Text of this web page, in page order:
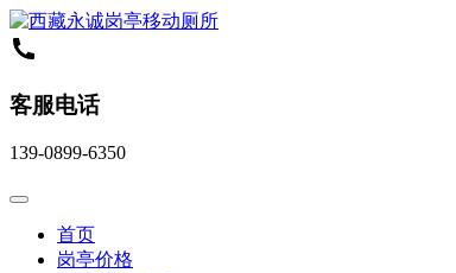
客服电话
139-0899-6350
首页
岗亭价格